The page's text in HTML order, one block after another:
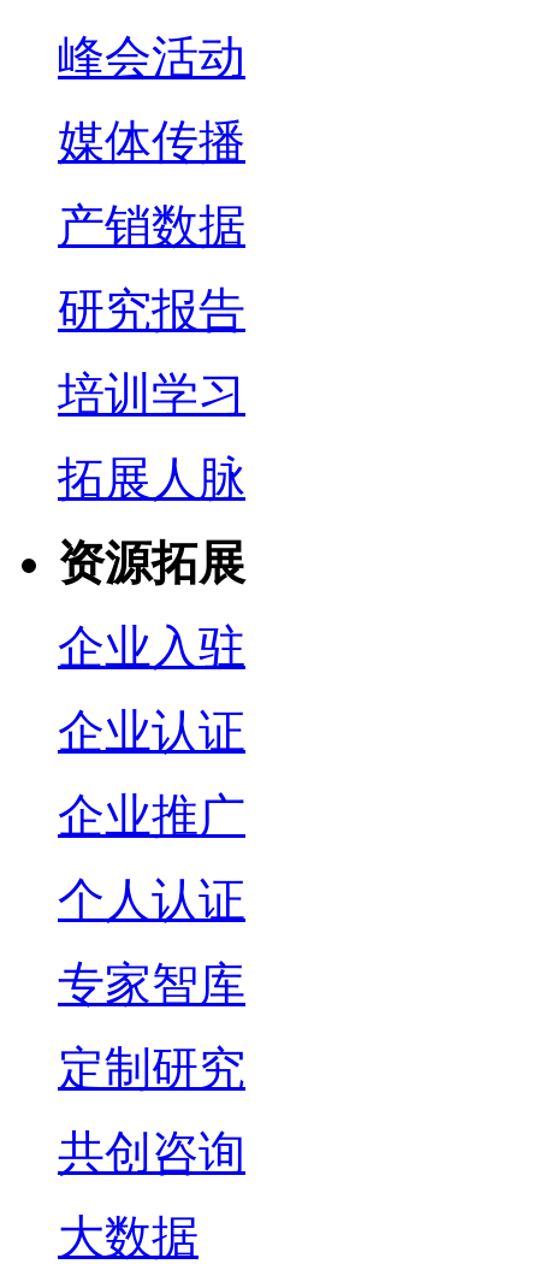
峰会活动
媒体传播
产销数据
研究报告
培训学习
拓展人脉
资源拓展
企业入驻
企业认证
企业推广
个人认证
专家智库
定制研究
共创咨询
大数据